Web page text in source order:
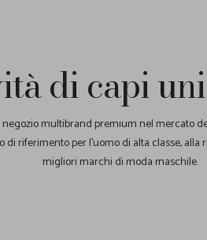
di capi
multibrand premium nel mercato
di riferimento per l'uomo di alta classe,
migliori marchi di moda maschile.